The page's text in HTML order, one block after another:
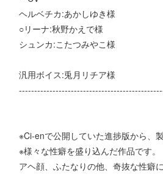
ヘルベチカ:あかしゆき様
○リーナ:秋野かえで様
シュンカ:こたつみやこ様
汎用ボイス:兎月リチア様
※Ci-enで公開していた進捗版から、
※様々な性癖を盛り込んだ作品です。
アヘ顔、ふたなりの他、奇抜な性癖